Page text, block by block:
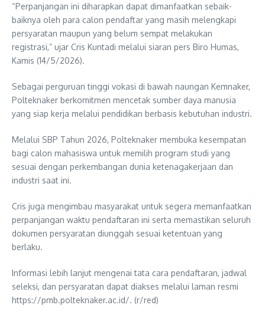
“Perpanjangan ini diharapkan dapat dimanfaatkan sebaik-
baiknya oleh para calon pendaftar yang masih melengkapi
persyaratan maupun yang belum sempat melakukan
registrasi,” ujar Cris Kuntadi melalui siaran pers Biro Humas,
Kamis (14/5/2026).
Sebagai perguruan tinggi vokasi di bawah naungan Kemnaker,
Polteknaker berkomitmen mencetak sumber daya manusia
yang siap kerja melalui pendidikan berbasis kebutuhan industri.
Melalui SBP Tahun 2026, Polteknaker membuka kesempatan
bagi calon mahasiswa untuk memilih program studi yang
sesuai dengan perkembangan dunia ketenagakerjaan dan
industri saat ini.
Cris juga mengimbau masyarakat untuk segera memanfaatkan
perpanjangan waktu pendaftaran ini serta memastikan seluruh
dokumen persyaratan diunggah sesuai ketentuan yang
berlaku.
Informasi lebih lanjut mengenai tata cara pendaftaran, jadwal
seleksi, dan persyaratan dapat diakses melalui laman resmi
https://pmb.polteknaker.ac.id/⁠. (r/red)